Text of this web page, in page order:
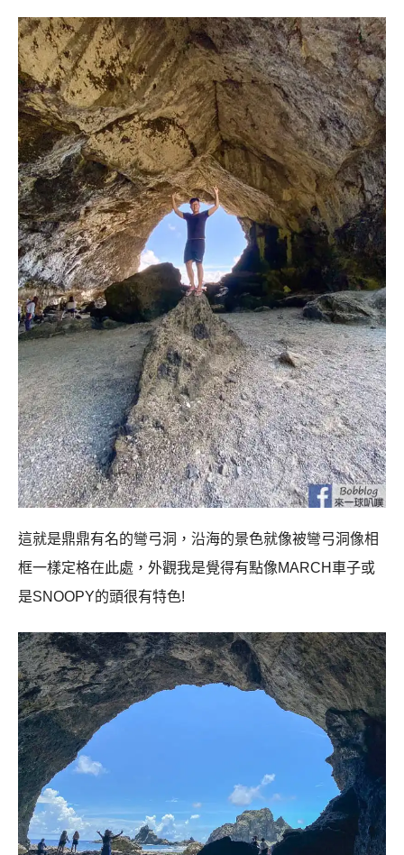
這就是鼎鼎有名的彎弓洞，沿海的景色就像被彎弓洞像相
框一樣定格在此處，外觀我是覺得有點像MARCH車子或
是SNOOPY的頭很有特色!